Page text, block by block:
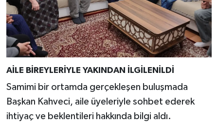
AİLE BİREYLERİYLE YAKINDAN İLGİLENİLDİ
Samimi bir ortamda gerçekleşen buluşmada
Başkan Kahveci, aile üyeleriyle sohbet ederek
ihtiyaç ve beklentileri hakkında bilgi aldı.
Yemek Tarifleri